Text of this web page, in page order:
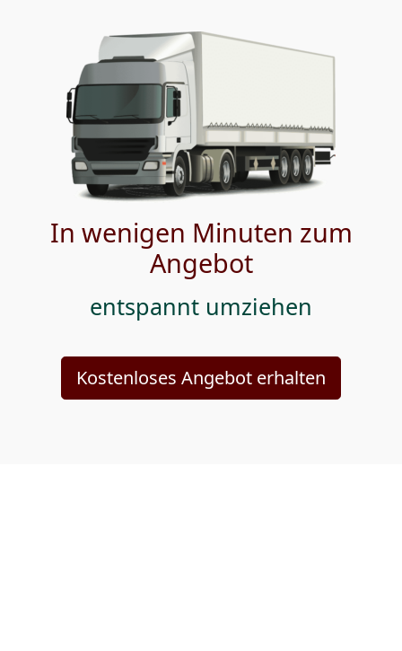
In wenigen Minuten zum
Angebot
entspannt umziehen
Kostenloses Angebot erhalten